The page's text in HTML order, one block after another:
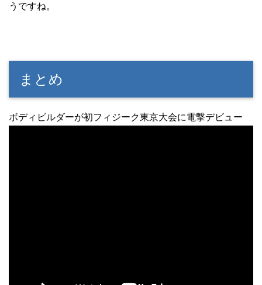
うですね。
まとめ
ボディビルダーが初フィジーク東京大会に電撃デビュー